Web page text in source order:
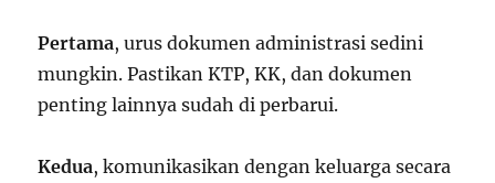
Pertama, urus dokumen administrasi sedini
mungkin. Pastikan KTP, KK, dan dokumen
penting lainnya sudah di perbarui.
Kedua, komunikasikan dengan keluarga secara